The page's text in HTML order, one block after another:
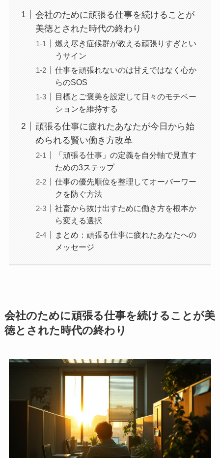
会社のために頑張る仕事を続けることが
美徳とされた時代の終わり
燃え尽き症候群が教える頑張りすぎとい
うサイン
仕事を頑張れないのは甘えではなく心か
らのSOS
目標とご褒美を設定して日々のモチベー
ションを維持する
頑張る仕事に疲れたあなたが今日から始
められる賢い働き方改革
「頑張る仕事」の定義を自分軸で見直す
ための3ステップ
仕事の優先順位を整理してオーバーワー
クを防ぐ方法
社畜から抜け出すために働き方を根本か
ら変える選択
まとめ：頑張る仕事に疲れたあなたへの
メッセージ
会社のために頑張る仕事を続けることが美
徳とされた時代の終わり